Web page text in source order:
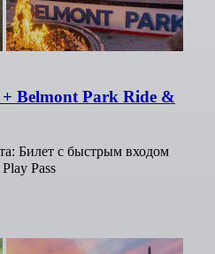
Belmont Park Ride &
Билет с быстрым входом
Pass